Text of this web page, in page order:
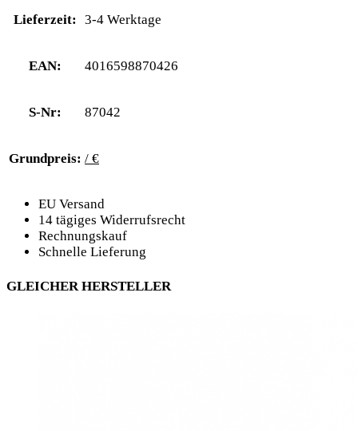
Lieferzeit: 3-4 Werktage
EAN: 4016598870426
S-Nr: 87042
Grundpreis: / €
EU Versand
14 tägiges Widerrufsrecht
Rechnungskauf
Schnelle Lieferung
GLEICHER HERSTELLER